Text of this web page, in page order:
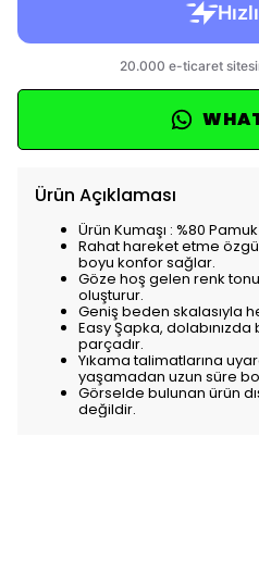
Ürün Açıklaması
Ürün Kumaşı : %80 Pamuk
Rahat hareket etme
boyu konfor sağlar.
Göze hoş gelen renk
oluşturur.
Geniş beden skalasıyla
Easy Şapka,
parçadır.
Yıkama talimatlarına
yaşamadan uzun süre
Görselde bulunan ürün
değildir.